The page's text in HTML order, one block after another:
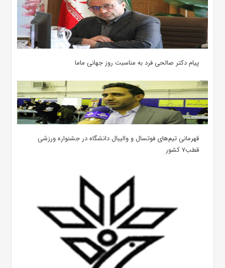
پیام دکتر صالحی فرد به مناسبت روز جهانی ماما
قهرمانی تیم‌های فوتسال و والیبال دانشگاه در جشنواره ورزشی
قطب۷ کشور